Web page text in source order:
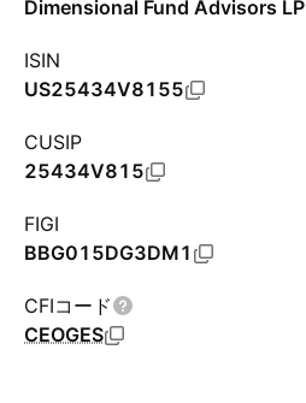
Dimensional Fund Advisors LP
ISIN
US25434V8155
CUSIP
25434V815
FIGI
BBG015DG3DM1
CFIコード
CEOGES